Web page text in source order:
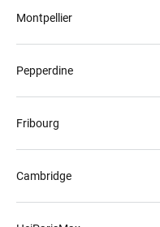
Heidelbergs
Montpellier
Pepperdine
Fribourg
Cambridge